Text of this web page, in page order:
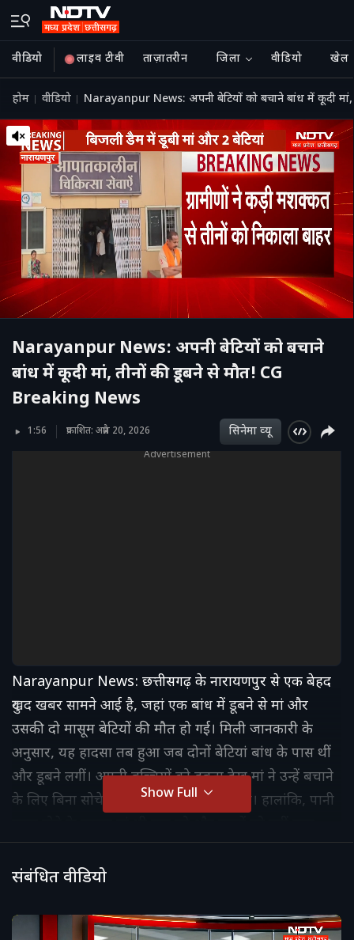
वीडियो लाइव टीवी ताज़ातरीन जिला वीडियो खेल
होम वीडियो Narayanpur News: अपनी बेटियों को बचाने बांध में कूदी
Narayanpur News: अपनी बेटियों को बचाने
बांध में कूदी मां, तीनों की डूबने से मौत! CG
Breaking News
1:56 प्रकाशित: अप्रैल 20, 2026 सिनेमा व्‍यू
Advertisement
Narayanpur News: छत्तीसगढ़ के नारायणपुर से एक बेहद
दुखद खबर सामने आई है, जहां एक बांध में डूबने से मां और
उसकी दो मासूम बेटियों की मौत हो गई। मिली जानकारी के
अनुसार, यह हादसा तब हुआ जब दोनों बेटियां बांध के पास थीं
और डूबने लगीं। अपनी बच्चियों को डूबता देख मां ने उन्हें बचाने
के लिए बिना सोचे-समझे बांध में छलांग लगा दी। हालांकि, पानी
पाई। #Narayanpur #ChhattisgarhNews
#TragicIncident #DrowningAccident
#BreakingNews #Chhattisgarh #SafetyAlert
Show Full
संबंधित वीडियो